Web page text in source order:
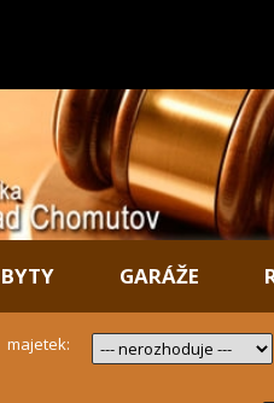
BYTY GARÁŽE
majetek: